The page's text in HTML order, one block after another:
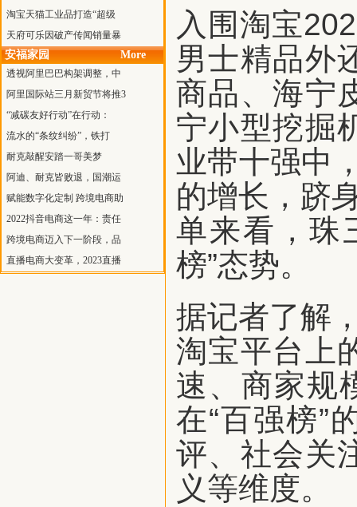
淘宝天猫工业品打造“超级
天府可乐因破产传闻销量暴
安福家园 More
透视阿里巴巴构架调整，中
阿里国际站三月新贸节将推3
“减碳友好行动”在行动：
流水的“条纹纠纷”，铁打
耐克敲醒安踏一哥美梦
阿迪、耐克皆败退，国潮运
赋能数字化定制 跨境电商助
2022抖音电商这一年：责任
跨境电商迈入下一阶段，品
直播电商大变革，2023直播
入围淘宝
男士精品外
商品、海宁
宁小型挖掘
业带十强中
的增长，跻
单来看，珠
榜”态势。
据记者了解
淘宝平台上
速、商家规
在“百强榜”
评、社会关
义等维度。